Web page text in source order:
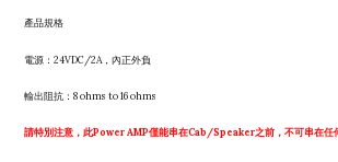
產品規格
電源：24VDC/2A，內正外負
輸出阻抗：8 ohms to 16 ohms
請特別注意，此Power AMP僅能串在Cab/Speaker之前，不可串在任